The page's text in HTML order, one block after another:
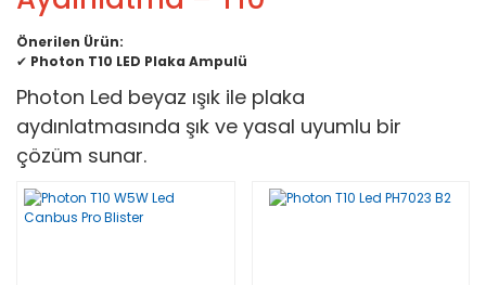
Önerilen Ürün:
✔ Photon T10 LED Plaka Ampulü
Photon Led beyaz ışık ile plaka
aydınlatmasında şık ve yasal uyumlu bir
çözüm sunar.